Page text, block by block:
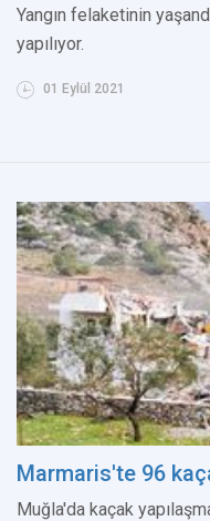
Yangın felaketinin
yapılıyor.
01 Eylül 2021
Marmaris'te 96
Muğla'da kaçak